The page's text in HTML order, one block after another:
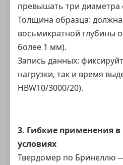
превышать три диаметра
Толщина образца:
восьмикратной глубины
более 1 мм).
Запись данных:
нагрузки, так и время
HBW10/3000/20).
3. Гибкие применения
условиях
Твердомер по Бринеллю